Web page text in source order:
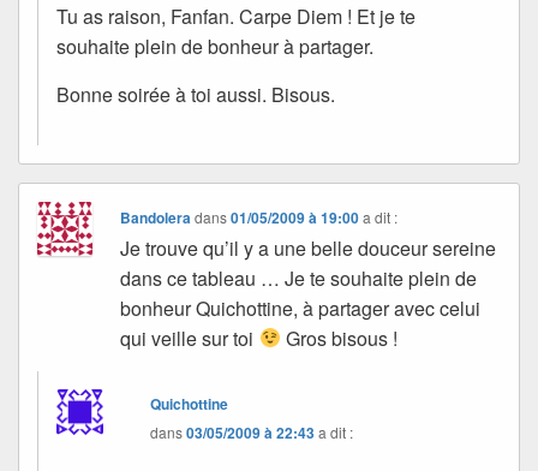
Tu as raison, Fanfan. Carpe Diem ! Et je te
souhaite plein de bonheur à partager.
Bonne soirée à toi aussi. Bisous.
Bandoleradans01/05/2009 à 19:00 a dit :
Je trouve qu’il y a une belle douceur sereine
dans ce tableau … Je te souhaite plein de
bonheur Quichottine, à partager avec celui
qui veille sur toi
Gros bisous !
Quichottine
dans03/05/2009 à 22:43a dit :